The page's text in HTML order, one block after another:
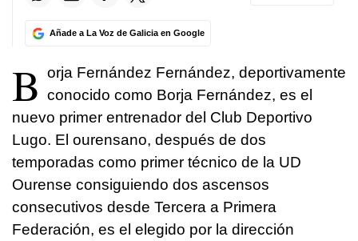
Añade a La Voz de Galicia en Google
B orja Fernández Fernández, deportivamente
conocido como Borja Fernández, es el
nuevo primer entrenador del Club Deportivo
Lugo. El ourensano, después de dos
temporadas como primer técnico de la UD
Ourense consiguiendo dos ascensos
consecutivos desde Tercera a Primera
Federación, es el elegido por la dirección